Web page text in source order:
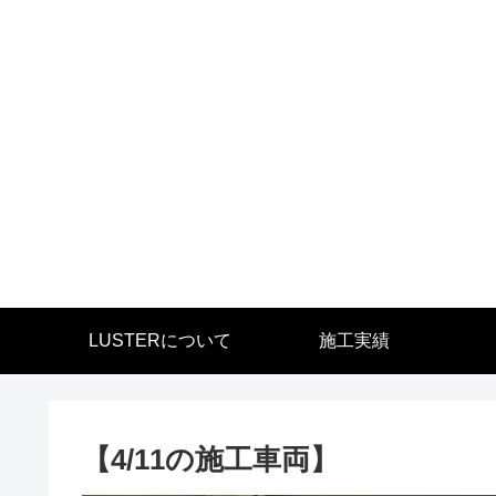
LUSTERについて 施工実績
【4/11の施工車両】